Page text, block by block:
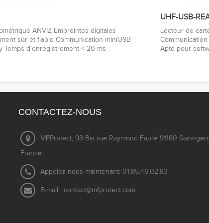
ANVIZ Empreintes digitales
sûr et fiable Communication miniUSB
Temps d´enregistrement < 20 ms
UHF-USB-
Lecteur de
Apte pour
CONTACTEZ-NOUS
MFProtect, 93 Bis rue Raymond Fauré 91180 Saint-
France
Appelez-nous maintenant: 01.85.46.02.83
E-mail : contact@mfprotect.com